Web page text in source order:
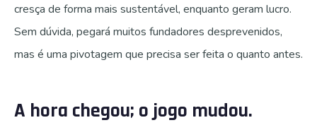
cresça de forma mais sustentável, enquanto geram lucro.
Sem dúvida, pegará muitos fundadores desprevenidos,
mas é uma pivotagem que precisa ser feita o quanto antes.
A hora chegou; o jogo mudou.